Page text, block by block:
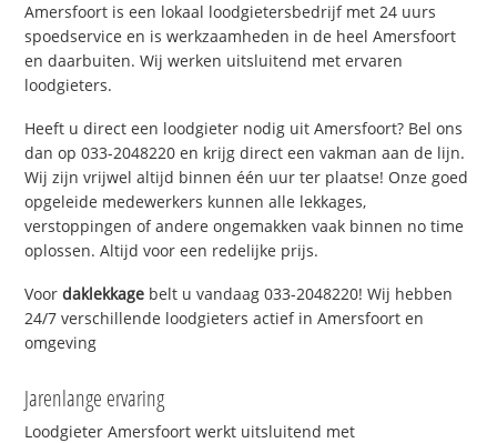
Amersfoort is een lokaal loodgietersbedrijf met 24 uurs
spoedservice en is werkzaamheden in de heel Amersfoort
en daarbuiten. Wij werken uitsluitend met ervaren
loodgieters.
Heeft u direct een loodgieter nodig uit Amersfoort? Bel ons
dan op 033-2048220 en krijg direct een vakman aan de lijn.
Wij zijn vrijwel altijd binnen één uur ter plaatse! Onze goed
opgeleide medewerkers kunnen alle lekkages,
verstoppingen of andere ongemakken vaak binnen no time
oplossen. Altijd voor een redelijke prijs.
Voordaklekkage belt u vandaag 033-2048220! Wij hebben
24/7 verschillende loodgieters actief in Amersfoort en
omgeving
Jarenlange ervaring
Loodgieter Amersfoort werkt uitsluitend met